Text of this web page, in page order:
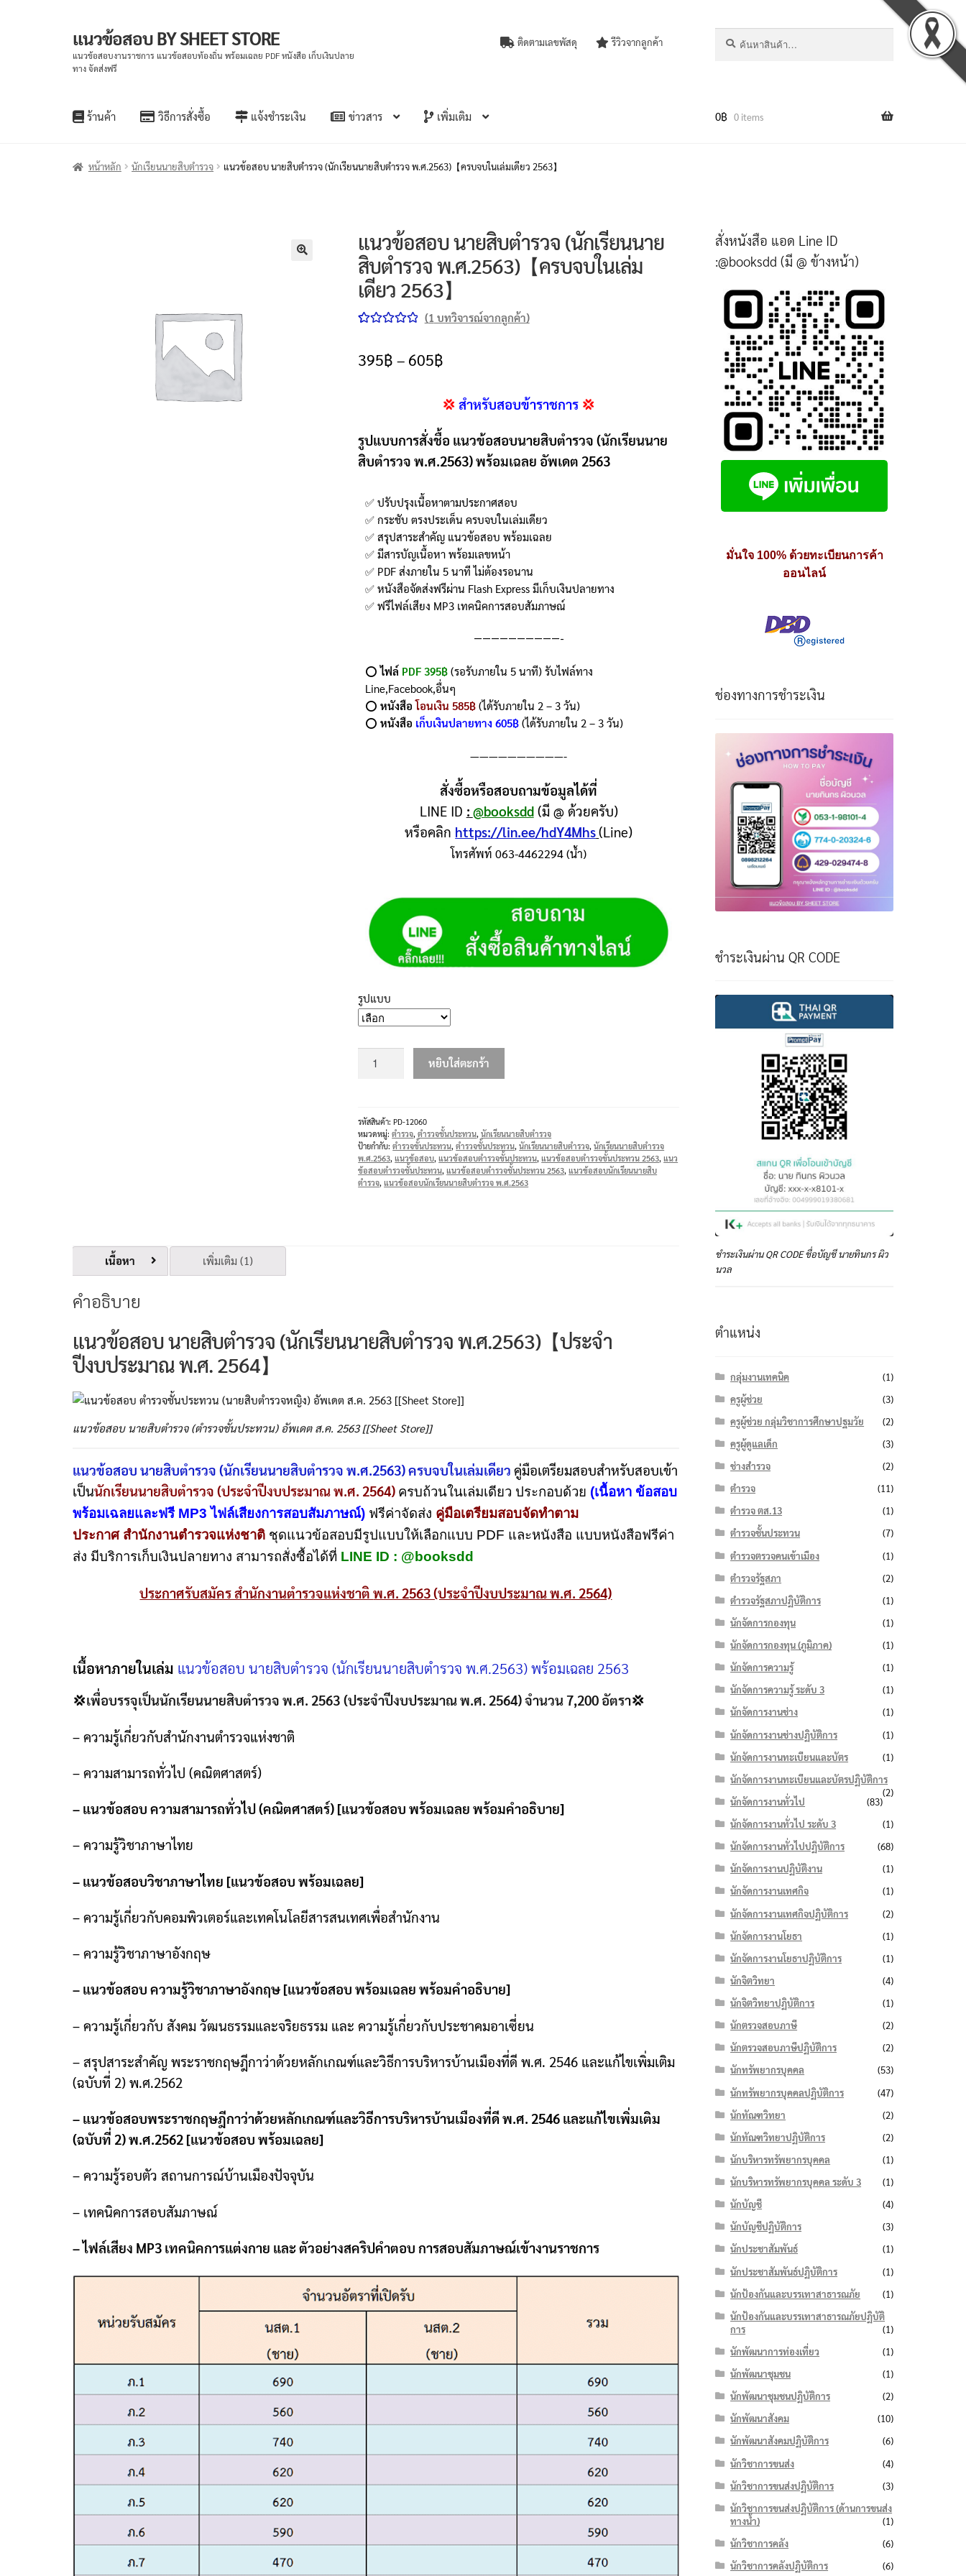
แนวข้อสอบ BY SHEET STORE
แนวข้อสอบงานราชการ แนวข้อสอบท้องถิ่น พร้อมเฉลย PDF หนังสือ เก็บเงินปลาย
ทาง จัดส่งฟรี
ติดตามเลขพัสดุ รีวิวจากลูกค้า
ร้านค้า วิธีการสั่งซื้อ แจ้งชำระเงิน ข่าวสาร เพิ่มเติม 0฿ 0 items
หน้าหลัก นักเรียนนายสิบตำรวจ แนวข้อสอบ นายสิบตำรวจ (นักเรียนนายสิบตำรวจ พ.ศ.2563)【ครบจบในเล่มเดียว 2563】
แนวข้อสอบ นายสิบตำรวจ (นักเรียนนาย
สิบตำรวจ พ.ศ.2563)【ครบจบในเล่ม
เดียว 2563】
คะแนนเต็ม
(1 บทวิจารณ์จากลูกค้า)
395฿ – 605฿
💢สำหรับสอบข้าราชการ 💢
รูปแบบการสั่งชื้อ แนวข้อสอบนายสิบตำรวจ (นักเรียนนาย
สิบตำรวจ พ.ศ.2563) พร้อมเฉลย อัพเดต 2563
✅ ปรับปรุงเนื้อหาตามประกาศสอบ
✅ กระชับ ตรงประเด็น ครบจบในเล่มเดียว
✅ สรุปสาระสำคัญ แนวข้อสอบ พร้อมเฉลย
✅ มีสารบัญเนื้อหา พร้อมเลขหน้า
✅ PDF ส่งภายใน 5 นาที ไม่ต้องรอนาน
✅ หนังสือจัดส่งฟรีผ่าน Flash Express มีเก็บเงินปลายทาง
✅ ฟรีไฟล์เสียง MP3 เทคนิคการสอบสัมภาษณ์
——————————-
⭕️ไฟล์ PDF 395฿ (รอรับภายใน 5 นาที) รับไฟล์ทาง
Line,Facebook,อื่นๆ
⭕️หนังสือโอนเงิน 585฿ (ได้รับภายใน 2 – 3 วัน)
⭕️หนังสือ เก็บเงินปลายทาง 605฿ (ได้รับภายใน 2 – 3 วัน)
——————————-
สั่งซื้อหรือสอบถามข้อมูลได้ที่
LINE ID : @booksdd(มี @ ด้วยครับ)
หรือคลิก https://lin.ee/hdY4Mhs(Line)
โทรศัพท์ 063-4462294 (น้ำ)
รูปแบบ
หยิบใส่ตะกร้า
รหัสสินค้า:PD-12060
หมวดหมู่:ตำรวจ,ตำรวจชั้นประทวน,นักเรียนนายสิบตำรวจ
ป้ายกำกับ:ตำรวจขั้นประทวน,ตำรวจชั้นประทวน,นักเรียนนายสิบตำรวจ,นักเรียนนายสิบตำรวจ
พ.ศ.2563,แนวข้อสอบ,แนวข้อสอบตำรวจขั้นประทวน,แนวข้อสอบตำรวจขั้นประทวน 2563,แนว
ข้อสอบตำรวจชั้นประทวน,แนวข้อสอบตำรวจชั้นประทวน 2563,แนวข้อสอบนักเรียนนายสิบ
ตำรวจ,แนวข้อสอบนักเรียนนายสิบตำรวจ พ.ศ.2563
เนื้อหา เพิ่มเติม (1)
คำอธิบาย
แนวข้อสอบ นายสิบตำรวจ (นักเรียนนายสิบตำรวจ พ.ศ.2563)【ประจำ
ปีงบประมาณ พ.ศ. 2564】
แนวข้อสอบ นายสิบตำรวจ (ตำรวจชั้นประทวน) อัพเดต ส.ค. 2563 [[Sheet Store]]
แนวข้อสอบ นายสิบตำรวจ (นักเรียนนายสิบตำรวจ พ.ศ.2563) ครบจบในเล่มเดียว คู่มือเตรียมสอบสำหรับสอบเข้า
เป็นนักเรียนนายสิบตำรวจ (ประจำปีงบประมาณ พ.ศ. 2564) ครบถ้วนในเล่มเดียว ประกอบด้วย (เนื้อหา ข้อสอบ
พร้อมเฉลยและฟรี MP3 ไฟล์เสียงการสอบสัมภาษณ์)ฟรีค่าจัดส่ง คู่มือเตรียมสอบจัดทำตาม
ประกาศ สำนักงานตำรวจแห่งชาติ ชุดแนวข้อสอบมีรูปแบบให้เลือกแบบ PDF และหนังสือ แบบหนังสือฟรีค่า
ส่ง มีบริการเก็บเงินปลายทาง สามารถสั่งซื้อได้ที่ LINE ID : @booksdd
ประกาศรับสมัคร สำนักงานตำรวจแห่งชาติพ.ศ. 2563 (ประจำปีงบประมาณ พ.ศ. 2564)
เนื้อหาภายในเล่ม แนวข้อสอบ นายสิบตำรวจ (นักเรียนนายสิบตำรวจ พ.ศ.2563) พร้อมเฉลย 2563
💢เพื่อบรรจุเป็นนักเรียนนายสิบตำรวจ พ.ศ. 2563 (ประจำปีงบประมาณ พ.ศ. 2564) จำนวน 7,200 อัตรา💢
– ความรู้เกี่ยวกับสำนักงานตำรวจแห่งชาติ
– ความสามารถทั่วไป (คณิตศาสตร์)
– แนวข้อสอบ ความสามารถทั่วไป(คณิตศาสตร์) [แนวข้อสอบ พร้อมเฉลย พร้อมคำอธิบาย]
– ความรู้วิชาภาษาไทย
– แนวข้อสอบวิชาภาษาไทย [แนวข้อสอบ พร้อมเฉลย]
– ความรู้เกี่ยวกับคอมพิวเตอร์และเทคโนโลยีสารสนเทศเพื่อสำนักงาน
– ความรู้วิชาภาษาอังกฤษ
– แนวข้อสอบ ความรู้วิชาภาษาอังกฤษ[แนวข้อสอบ พร้อมเฉลย พร้อมคำอธิบาย]
– ความรู้เกี่ยวกับ สังคม วัฒนธรรมและจริยธรรม และ ความรู้เกี่ยวกับประชาคมอาเซี่ยน
– สรุปสาระสำคัญ พระราชกฤษฎีกาว่าด้วยหลักเกณฑ์และวิธีการบริหารบ้านเมืองที่ดี พ.ศ. 2546 และแก้ไขเพิ่มเติม
(ฉบับที่ 2) พ.ศ.2562
– แนวข้อสอบพระราชกฤษฎีกาว่าด้วยหลักเกณฑ์และวิธีการบริหารบ้านเมืองที่ดี พ.ศ. 2546 และแก้ไขเพิ่มเติม
(ฉบับที่ 2)พ.ศ.2562 [แนวข้อสอบ พร้อมเฉลย]
– ความรู้รอบตัว สถานการณ์บ้านเมืองปัจจุบัน
– เทคนิคการสอบสัมภาษณ์
–ไฟล์เสียง MP3 เทคนิคการแต่งกาย และ ตัวอย่างสคริปคำตอบ การสอบสัมภาษณ์เข้างานราชการ
สั่งหนังสือ แอด Line ID
:@booksdd (มี @ ข้างหน้า)
มั่นใจ 100% ด้วยทะเบียนการค้า
ออนไลน์
ช่องทางการชำระเงิน
ชำระเงินผ่าน QR CODE
ชำระเงินผ่าน QR CODE ชื่อบัญชี นายทินกร ผิว
นวล
ตำแหน่ง
กลุ่มงานเทคนิค
(1)
ครูผู้ช่วย
(3)
ครูผู้ช่วย กลุ่มวิชาการศึกษาปฐมวัย
(2)
ครูผู้ดูแลเด็ก
(3)
ช่างสำรวจ
(2)
ตำรวจ
(11)
ตำรวจ ตส.13
(1)
ตำรวจชั้นประทวน
(7)
ตำรวจตรวจคนเข้าเมือง
(1)
ตำรวจรัฐสภา
(2)
ตำรวจรัฐสภาปฏิบัติการ
(1)
นักจัดการกองทุน
(1)
นักจัดการกองทุน (ภูมิภาค)
(1)
นักจัดการความรู้
(1)
นักจัดการความรู้ ระดับ 3
(1)
นักจัดการงานช่าง
(1)
นักจัดการงานช่างปฏิบัติการ
(1)
นักจัดการงานทะเบียนและบัตร
(1)
นักจัดการงานทะเบียนและบัตรปฏิบัติการ
(2)
นักจัดการงานทั่วไป
(83)
นักจัดการงานทั่วไป ระดับ 3
(1)
นักจัดการงานทั่วไปปฏิบัติการ
(68)
นักจัดการงานปฏิบัติงาน
(1)
นักจัดการงานเทศกิจ
(1)
นักจัดการงานเทศกิจปฏิบัติการ
(2)
นักจัดการงานโยธา
(1)
นักจัดการงานโยธาปฏิบัติการ
(1)
นักจิตวิทยา
(4)
นักจิตวิทยาปฏิบัติการ
(1)
นักตรวจสอบภาษี
(2)
นักตรวจสอบภาษีปฏิบัติการ
(2)
นักทรัพยากรบุคคล
(53)
นักทรัพยากรบุคคลปฏิบัติการ
(47)
นักทัณฑวิทยา
(2)
นักทัณฑวิทยาปฏิบัติการ
(2)
นักบริหารทรัพยากรบุคคล
(1)
นักบริหารทรัพยากรบุคคล ระดับ 3
(1)
นักบัญชี
(4)
นักบัญชีปฏิบัติการ
(3)
นักประชาสัมพันธ์
(1)
นักประชาสัมพันธ์ปฏิบัติการ
(1)
นักป้องกันและบรรเทาสาธารณภัย
(1)
นักป้องกันและบรรเทาสาธารณภัยปฏิบัติ
การ
(1)
นักพัฒนาการท่องเที่ยว
(1)
นักพัฒนาชุมชน
(1)
นักพัฒนาชุมชนปฏิบัติการ
(2)
นักพัฒนาสังคม
(10)
นักพัฒนาสังคมปฏิบัติการ
(6)
นักวิชาการขนส่ง
(4)
นักวิชาการขนส่งปฏิบัติการ
(3)
นักวิชาการขนส่งปฏิบัติการ (ด้านการขนส่ง
ทางน้ำ)
(1)
นักวิชาการคลัง
(6)
นักวิชาการคลังปฏิบัติการ
(6)